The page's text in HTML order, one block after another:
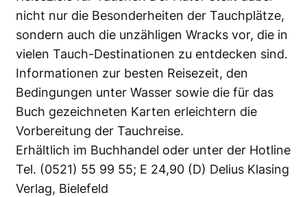
nicht nur die Besonderheiten der Tauchplätze,
sondern auch die unzähligen Wracks vor, die in
vielen Tauch-Destinationen zu entdecken sind.
Informationen zur besten Reisezeit, den
Bedingungen unter Wasser sowie die für das
Buch gezeichneten Karten erleichtern die
Vorbereitung der Tauchreise.
Erhältlich im Buchhandel oder unter der Hotline
Tel. (0521) 55 99 55; E 24,90 (D) Delius Klasing
Verlag, Bielefeld